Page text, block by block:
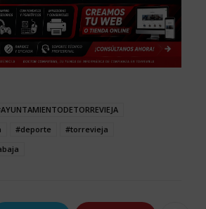
#deporte
#torrevieja